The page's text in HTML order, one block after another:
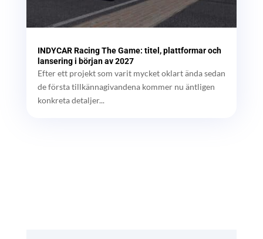
INDYCAR Racing The Game: titel, plattformar och
lansering i början av 2027
Efter ett projekt som varit mycket oklart ända sedan
de första tillkännagivandena kommer nu äntligen
konkreta detaljer...